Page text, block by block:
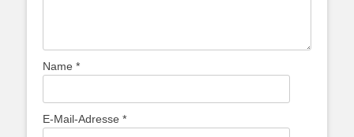
Name *
E-Mail-Adresse *